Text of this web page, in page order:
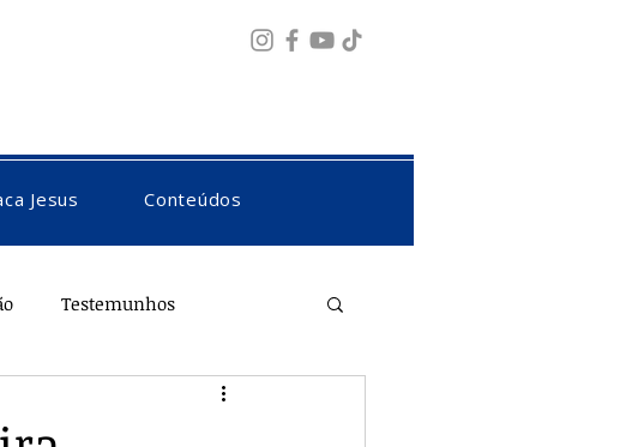
Jesus Conteúdos
Testemunhos